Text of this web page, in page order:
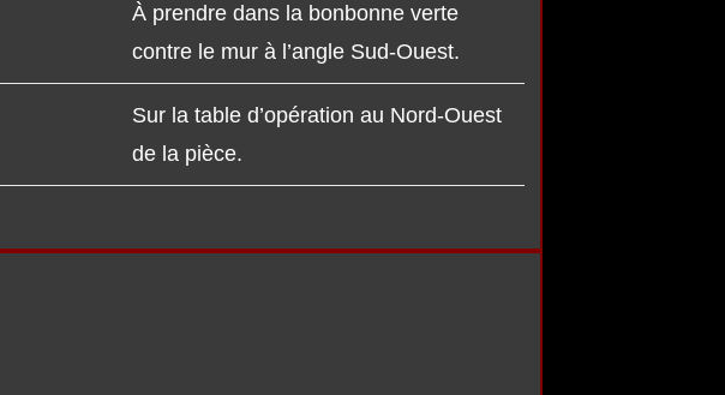
À prendre dans la bonbonne verte
contre le mur à l’angle Sud-Ouest.
Sur la table d’opération au Nord-Ouest
de la pièce.